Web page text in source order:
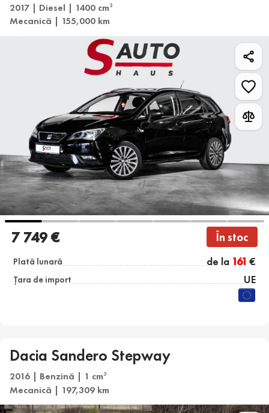
2017 | Diesel | 1400 cm3
Mecanică | 155,000 km
7 749 € În stoc
Plată lunară de la 161 €
Țara de import UE
Dacia Sandero Stepway
2016 | Benzină | 1 cm3
Mecanică | 197,309 km